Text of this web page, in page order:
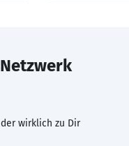
wirklich zu Dir